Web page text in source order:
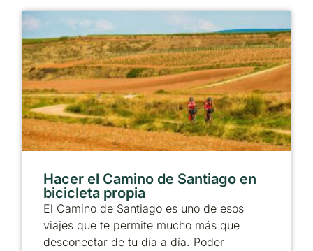
Hacer el Camino de Santiago en
bicicleta propia
El Camino de Santiago es uno de esos
viajes que te permite mucho más que
desconectar de tu día a día. Poder